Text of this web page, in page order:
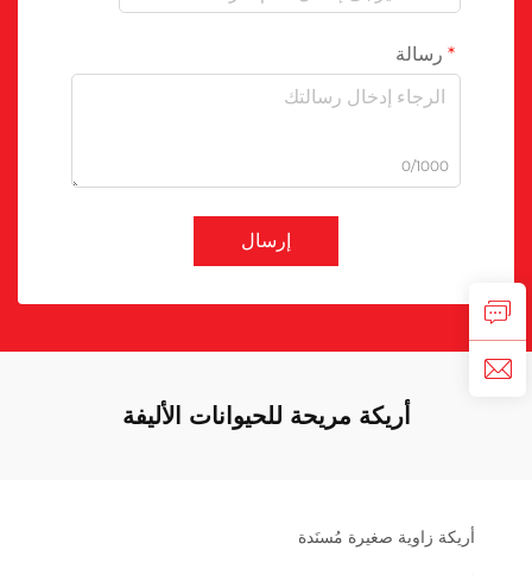
رسالة
0/1000
إرسال
أريكة مريحة للحيوانات الأليفة
أريكة زاوية صغيرة مُسنَدة